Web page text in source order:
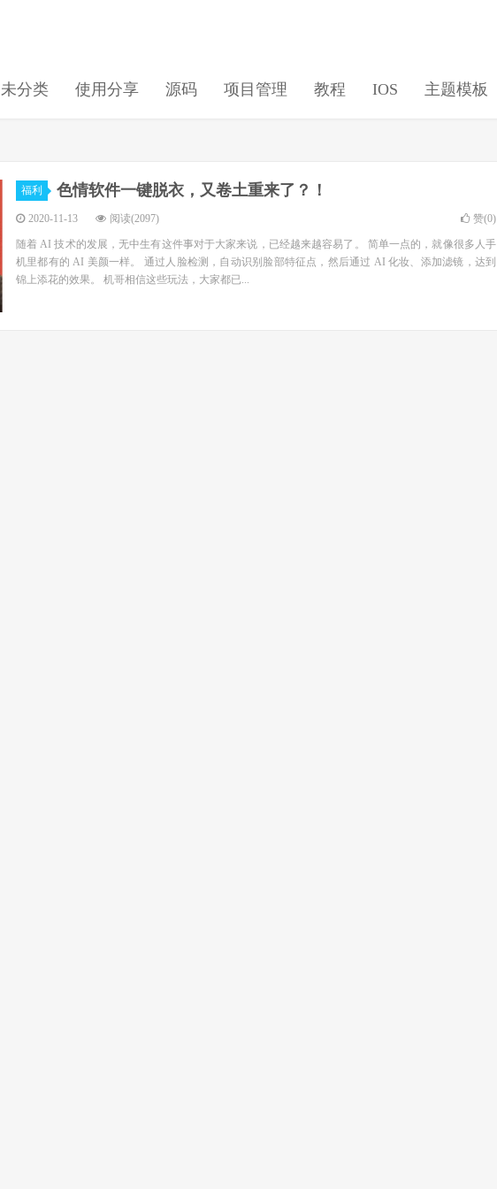
未分类 使用分享 源码 项目管理 教程 IOS 主题模板
福利 色情软件一键脱衣，又卷土重来了？！
2020-11-13 阅读(2097) 赞(0)
随着 AI 技术的发展，无中生有这件事对于大家来说，已经越来越容易了。 简单一点的，就像很多人手
机里都有的 AI 美颜一样。 通过人脸检测，自动识别脸部特征点，然后通过 AI 化妆、添加滤镜，达到
锦上添花的效果。 机哥相信这些玩法，大家都已...